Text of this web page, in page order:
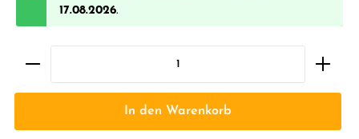
17.08.2026.
In den Warenkorb